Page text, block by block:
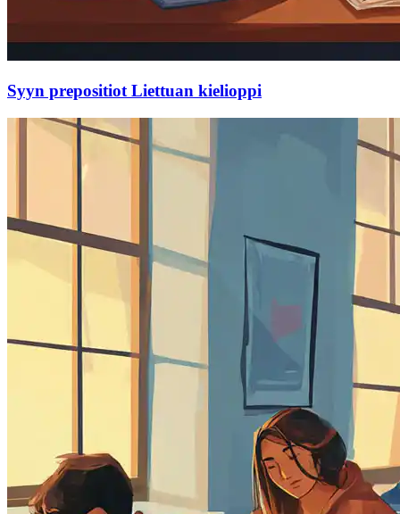
Syyn prepositiot Liettuan kielioppi